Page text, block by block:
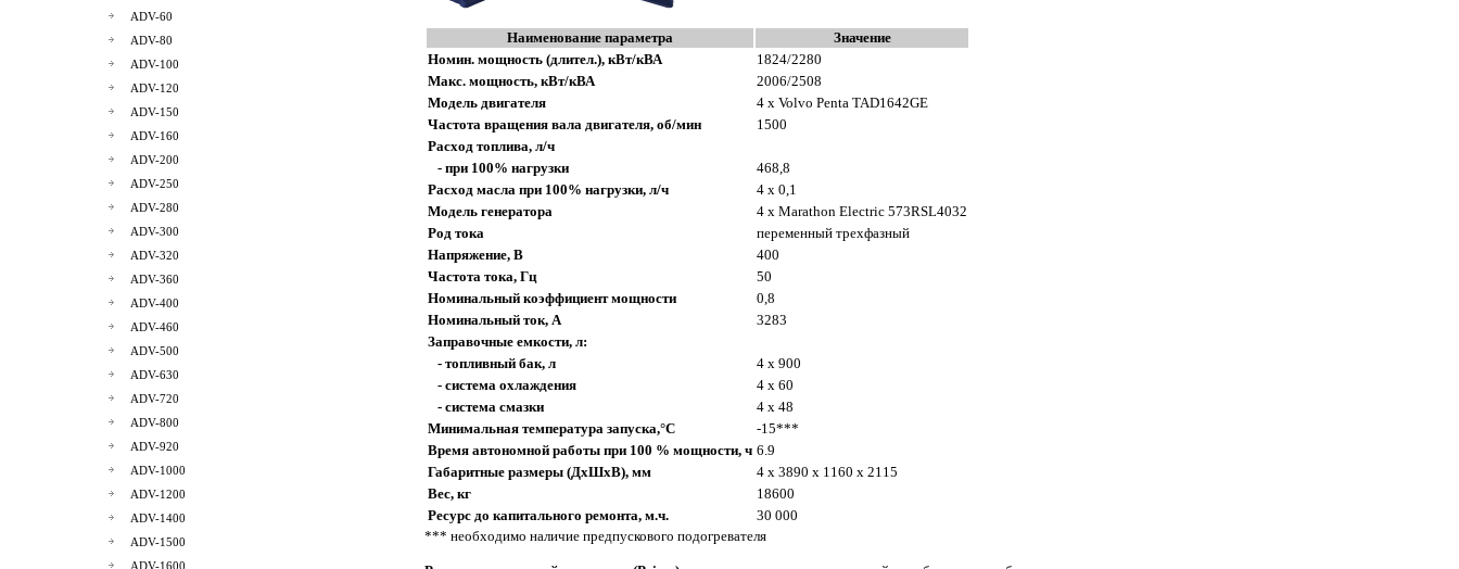
ADV-60
ADV-80
ADV-100
ADV-120
ADV-150
ADV-160
ADV-200
ADV-250
ADV-280
ADV-300
ADV-320
ADV-360
ADV-400
ADV-460
ADV-500
ADV-630
ADV-720
ADV-800
ADV-920
ADV-1000
ADV-1200
ADV-1400
ADV-1500
ADV-1600
Наименование параметра
Значение
Номин. мощность (длител.), кВт/кВА
1824/2280
Макс. мощность, кВт/кВА
2006/2508
Модель двигателя
4 x Volvo Penta TAD1642GE
Частота вращения вала двигателя, об/мин
1500
Расход топлива, л/ч
- при 100% нагрузки
468,8
Расход масла при 100% нагрузки, л/ч
4 x 0,1
Модель генератора
4 x Marathon Electric 573RSL4032
Род тока
переменный трехфазный
Напряжение, В
400
Частота тока, Гц
50
Номинальный коэффициент мощности
0,8
Номинальный ток, А
3283
Заправочные емкости, л:
- топливный бак, л
4 x 900
- система охлаждения
4 x 60
- система смазки
4 x 48
Минимальная температура запуска,°C
-15***
Время автономной работы при 100 % мощности, ч 6.9
Габаритные размеры (ДхШхВ), мм
4 x 3890 x 1160 x 2115
Вес, кг
18600
Ресурс до капитального ремонта, м.ч.
30 000
*** необходимо наличие предпускового подогревателя